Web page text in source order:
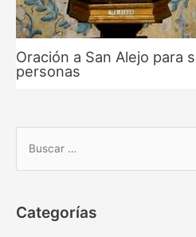
Oración a San Alejo para
personas
Categorías